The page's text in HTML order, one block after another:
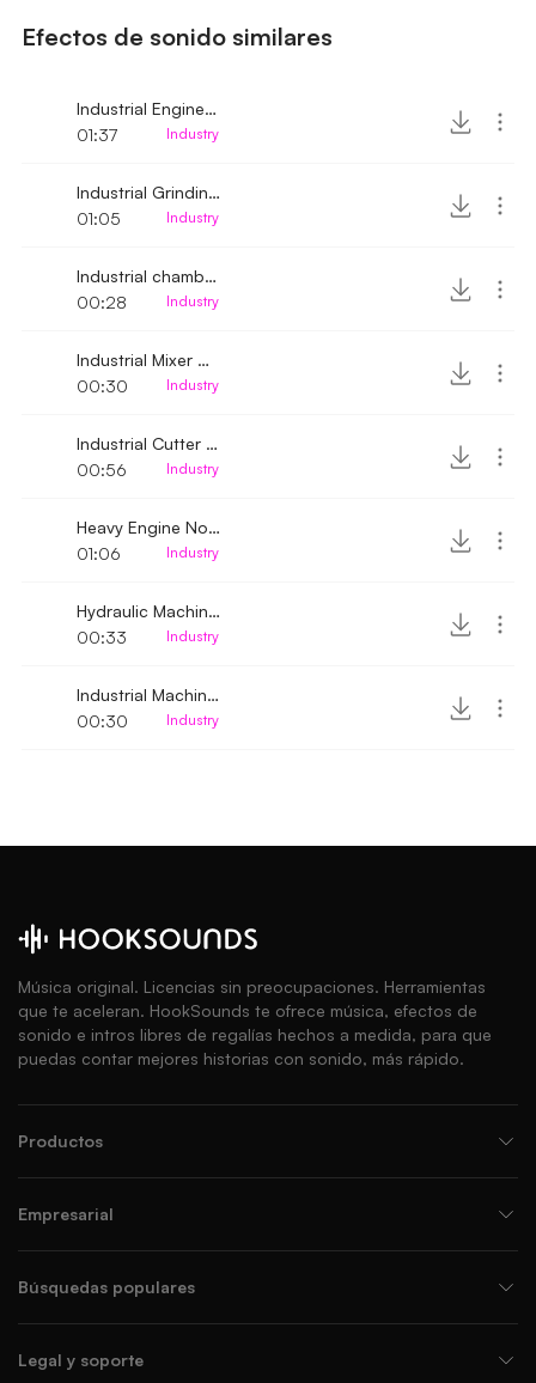
Efectos de sonido similares
Industrial Engine running with metal clanks
01:37
Industry
Industrial Grinding Machine running
01:05
Industry
Industrial chamber machine turned on
00:28
Industry
Industrial Mixer Machine turned on and off
00:30
Industry
Industrial Cutter machine running
00:56
Industry
Heavy Engine Noise 2
01:06
Industry
Hydraulic Machine with exhaust
00:33
Industry
Industrial Machine Turbine
00:30
Industry
Música original. Licencias sin preocupaciones. Herramientas
que te aceleran. HookSounds te ofrece música, efectos de
sonido e intros libres de regalías hechos a medida, para que
puedas contar mejores historias con sonido, más rápido.
Productos
Empresarial
Búsquedas populares
Legal y soporte